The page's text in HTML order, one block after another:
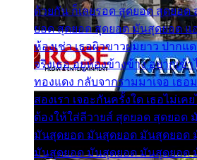
ด้วยกัน ก็เลยรอด สุดยอด สุดยอ
ยอด สุดยอด สุดยอด มันสุดยอด แ
ห้องเช่า เธอผิวขาวผมยาว ปากแ
จริงเธอ อยู่ห้องข้างข้าง อยากเข้
ทองแดง กลับจากรามมาเจอ เธ
สองเรา เจอะกันครั้งใด เธอไม่เค
ต้องให้ใส่ลีวายส์ สุดยอด สุดยอด
มันสุดยอด มันสุดยอด มันสุดยอด
มันสุดยอด มันสุดยอด มันสุดยอด